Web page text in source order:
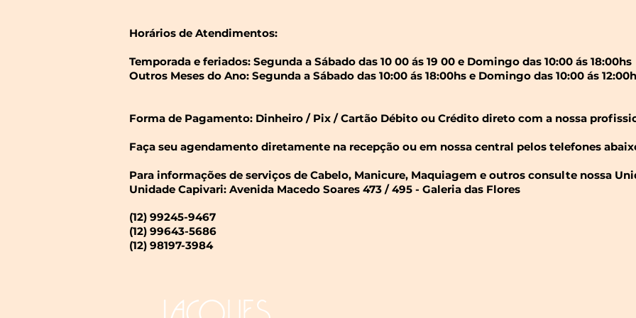
Horários de Atendimentos:
Temporada e feriados: Segunda a Sábado das 10 00 ás 19 00 e Domingo das 10:00 ás 18:00hs
Outros Meses do Ano: Segunda a Sábado das 10:00 ás 18:00hs e Domingo das 10:00 ás
Forma de Pagamento: Dinheiro / Pix / Cartão Débito ou Crédito direto com a nossa
Faça seu agendamento diretamente na recepção ou em nossa central pelos telefones
Para informações de serviços de Cabelo, Manicure, Maquiagem e outros consulte nossa
Unidade Capivari: Avenida Macedo Soares 473 / 495 - Galeria das Flores
(12) 99245-9467
(12) 99643-5686
(12) 98197-3984